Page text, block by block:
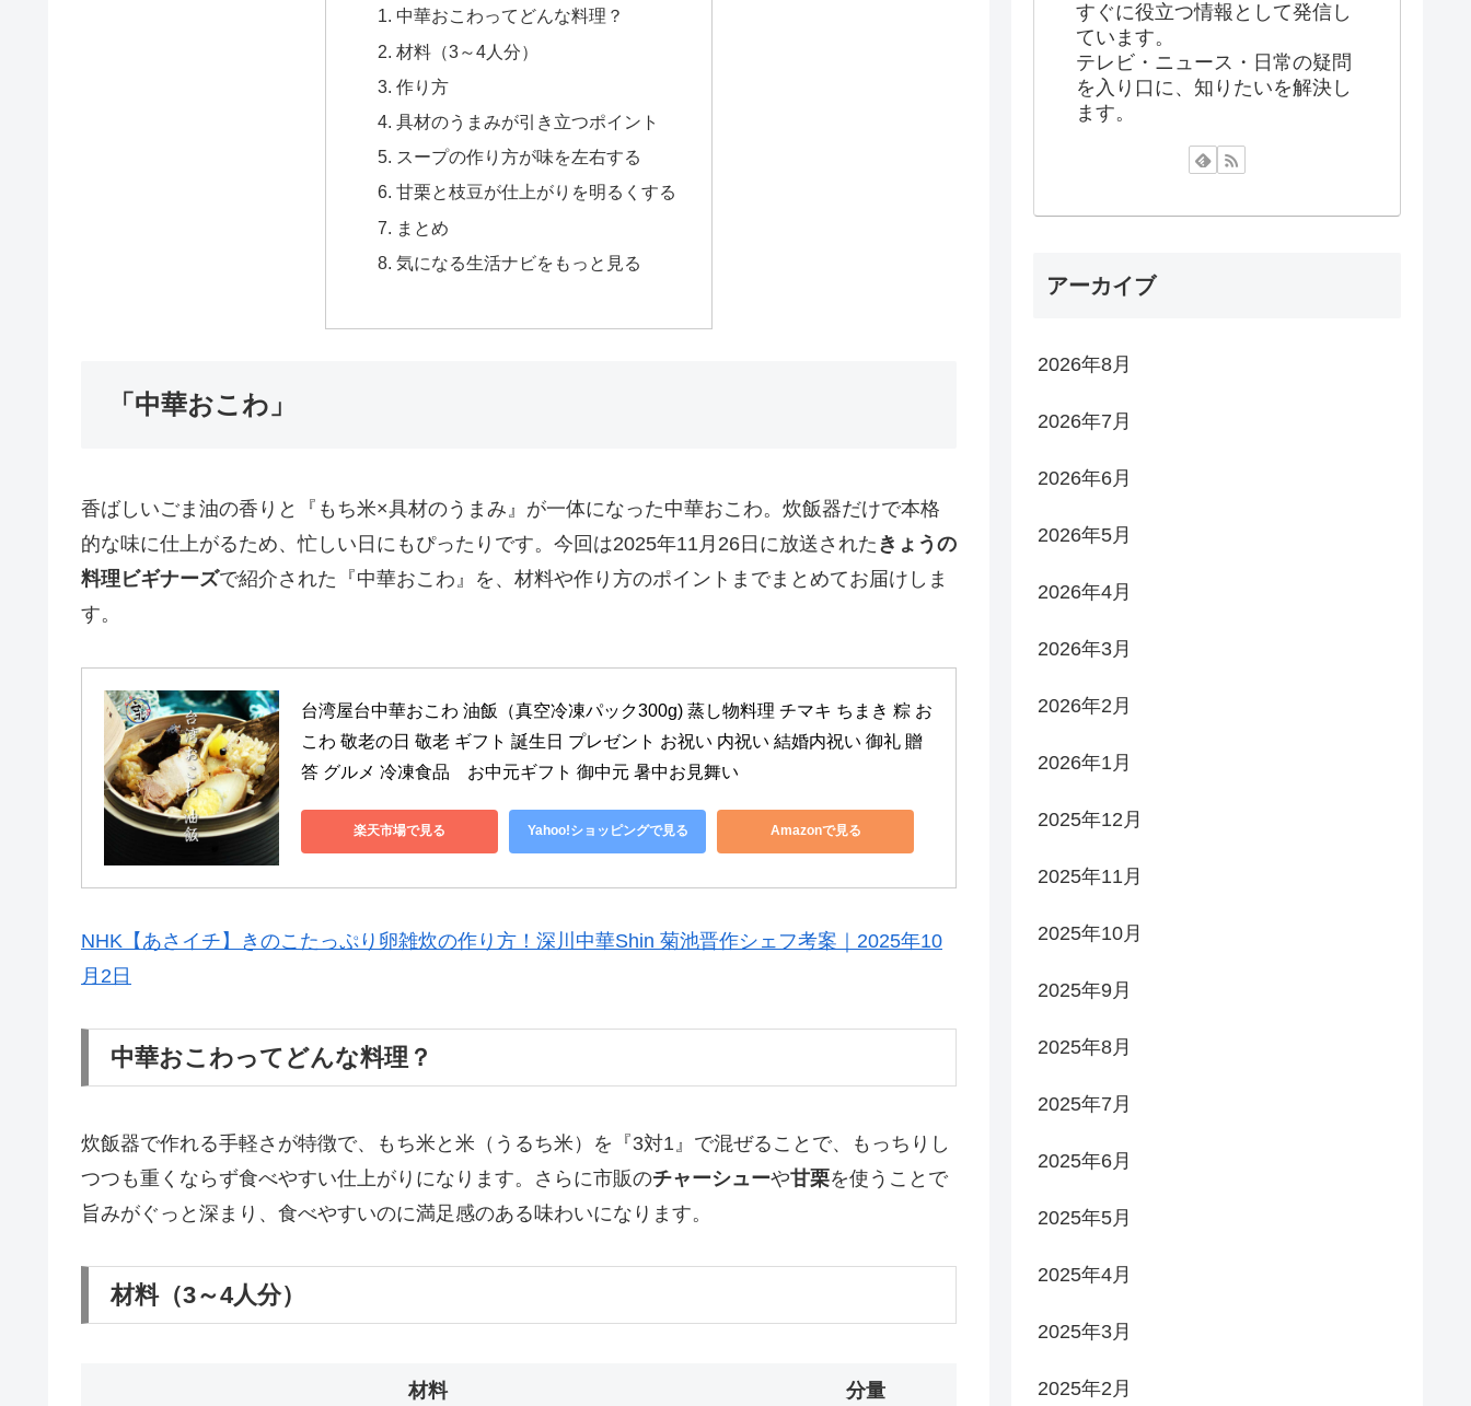
中華おこわってどんな料理？
材料（3～4人分）
作り方
具材のうまみが引き立つポイント
スープの作り方が味を左右する
甘栗と枝豆が仕上がりを明るくする
まとめ
気になる生活ナビをもっと見る
「中華おこわ」
香ばしいごま油の香りと『もち米×具材のうまみ』が一体になった中華おこわ。炊飯器だけで本格
的な味に仕上がるため、忙しい日にもぴったりです。今回は2025年11月26日に放送された きょうの
料理ビギナーズで紹介された『中華おこわ』を、材料や作り方のポイントまでまとめてお届けしま
す。
台湾屋台中華おこわ 油飯（真空冷凍パック300g) 蒸し物料理 チマキ ちまき 粽 お
こわ 敬老の日 敬老 ギフト 誕生日 プレゼント お祝い 内祝い 結婚内祝い 御礼 贈
答 グルメ 冷凍食品　お中元ギフト 御中元 暑中お見舞い
楽天市場で見る Yahoo!ショッピングで見る Amazonで見る
NHK【あさイチ】きのこたっぷり卵雑炊の作り方！深川中華Shin 菊池晋作シェフ考案｜2025年10
月2日
中華おこわってどんな料理？
炊飯器で作れる手軽さが特徴で、もち米と米（うるち米）を『3対1』で混ぜることで、もっちりし
つつも重くならず食べやすい仕上がりになります。さらに市販のチャーシューや甘栗を使うことで
旨みがぐっと深まり、食べやすいのに満足感のある味わいになります。
材料（3～4人分）
材料 分量
すぐに役立つ情報として発信し
ています。
テレビ・ニュース・日常の疑問
を入り口に、知りたいを解決し
ます。
アーカイブ
2026年8月
2026年7月
2026年6月
2026年5月
2026年4月
2026年3月
2026年2月
2026年1月
2025年12月
2025年11月
2025年10月
2025年9月
2025年8月
2025年7月
2025年6月
2025年5月
2025年4月
2025年3月
2025年2月